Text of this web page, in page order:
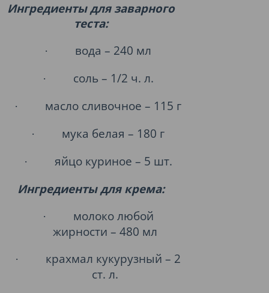
Ингредиенты для заварного
теста:
· вода – 240 мл
· соль – 1/2 ч. л.
· масло сливочное – 115 г
· мука белая – 180 г
·
яйцо куриное – 5 шт.
Ингредиенты для крема:
·
молоко любой
жирности – 480 мл
·
крахмал кукурузный – 2
ст. л.